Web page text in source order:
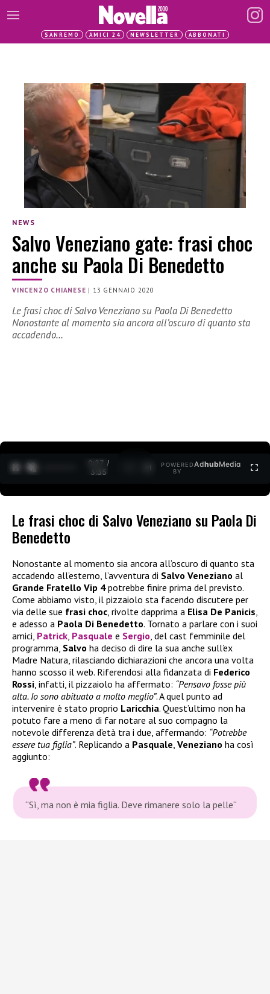
SANREMO AMICI 24 NEWSLETTER ABBONATI
NEWS
Salvo Veneziano gate: frasi choc
anche su Paola Di Benedetto
VINCENZO CHIANESE | 13 GENNAIO 2020
Le frasi choc di Salvo Veneziano su Paola Di Benedetto
Nonostante al momento sia ancora all’oscuro di quanto sta
accadendo…
0:28 /
3:35
POWERED
BY
AdhubMedia
Le frasi choc di Salvo Veneziano su Paola Di
Benedetto
Nonostante al momento sia ancora all’oscuro di quanto sta
accadendo all’esterno, l’avventura di Salvo Veneziano al
Grande Fratello Vip 4potrebbe finire prima del previsto.
Come abbiamo visto, il pizzaiolo sta facendo discutere per
via delle sue frasi choc, rivolte dapprima a Elisa De Panicis,
e adesso a Paola Di Benedetto. Tornato a parlare con i suoi
amici, Patrick, Pasquale e Sergio, del cast femminile del
programma, Salvo ha deciso di dire la sua anche sull’ex
Madre Natura, rilasciando dichiarazioni che ancora una volta
hanno scosso il web. Riferendosi alla fidanzata di Federico
Rossi, infatti, il pizzaiolo ha affermato: “Pensavo fosse più
alta. Io sono abituato a molto meglio”. A quel punto ad
intervenire è stato proprio Laricchia. Quest’ultimo non ha
potuto fare a meno di far notare al suo compagno la
notevole differenza d’età tra i due, affermando: “Potrebbe
essere tua figlia”. Replicando a Pasquale, Veneziano ha così
aggiunto:
“Sì, ma non è mia figlia. Deve rimanere solo la pelle“